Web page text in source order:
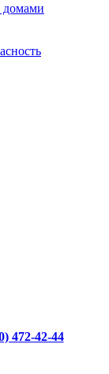
домами
472-42-44